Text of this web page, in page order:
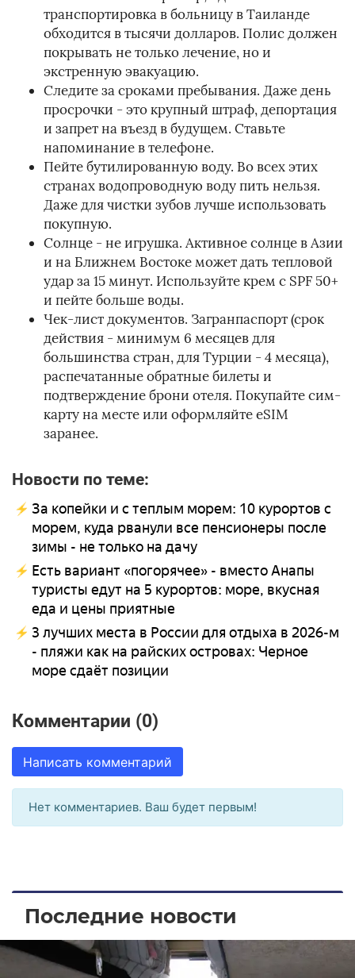
транспортировка в больницу в Таиланде
обходится в тысячи долларов. Полис должен
покрывать не только лечение, но и
экстренную эвакуацию.
Следите за сроками пребывания. Даже день
просрочки - это крупный штраф, депортация
и запрет на въезд в будущем. Ставьте
напоминание в телефоне.
Пейте бутилированную воду. Во всех этих
странах водопроводную воду пить нельзя.
Даже для чистки зубов лучше использовать
покупную.
Солнце - не игрушка. Активное солнце в Азии
и на Ближнем Востоке может дать тепловой
удар за 15 минут. Используйте крем с SPF 50+
и пейте больше воды.
Чек-лист документов. Загранпаспорт (срок
действия - минимум 6 месяцев для
большинства стран, для Турции - 4 месяца),
распечатанные обратные билеты и
подтверждение брони отеля. Покупайте сим-
карту на месте или оформляйте eSIM
заранее.
Новости по теме:
За копейки и с теплым морем: 10 курортов с
морем, куда рванули все пенсионеры после
зимы - не только на дачу
Есть вариант «погорячее» - вместо Анапы
туристы едут на 5 курортов: море, вкусная
еда и цены приятные
3 лучших места в России для отдыха в 2026-м
- пляжи как на райских островах: Черное
море сдаёт позиции
Комментарии (0)
Написать комментарий
Нет комментариев. Ваш будет первым!
Последние новости